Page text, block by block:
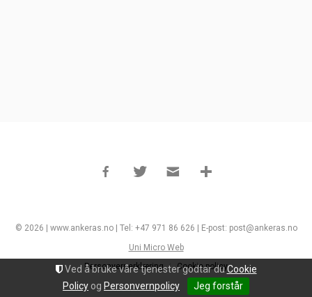
Ved å bruke våre tjenester godtar duCookie
Policy og Personvernpolicy Jeg forstår
© 2026 | www.ankeras.no | Tel: +47 971 86 626 | E-post: post@ankeras.no
Uni Micro Web
Personvernerklæring
Cookie policy